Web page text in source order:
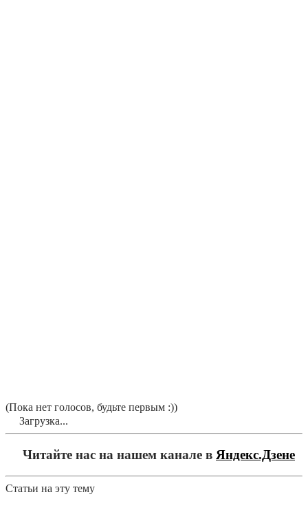
(Пока нет голосов, будьте первым :))
Загрузка...
Читайте нас на нашем канале в Яндекс.Дзене
Статьи на эту тему